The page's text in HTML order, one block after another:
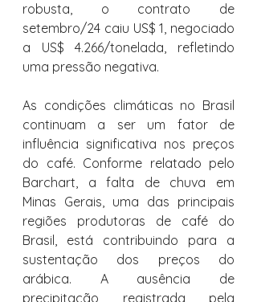
robusta, o contrato de
setembro/24 caiu US$ 1, negociado
a US$ 4.266/tonelada, refletindo
uma pressão negativa.
As condições climáticas no Brasil
continuam a ser um fator de
influência significativa nos preços
do café. Conforme relatado pelo
Barchart, a falta de chuva em
Minas Gerais, uma das principais
regiões produtoras de café do
Brasil, está contribuindo para a
sustentação dos preços do
arábica. A ausência de
precipitação registrada pela